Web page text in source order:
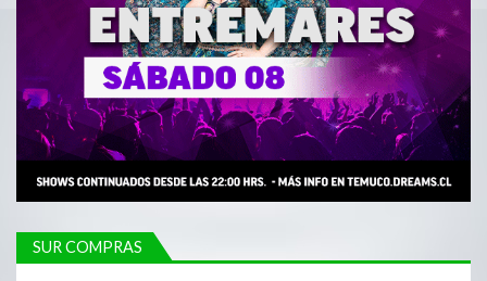
SUR COMPRAS